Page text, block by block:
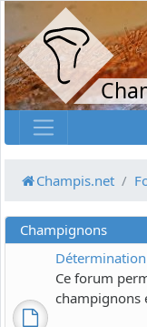
Champis.net
Champignons
Ce forum
champignons